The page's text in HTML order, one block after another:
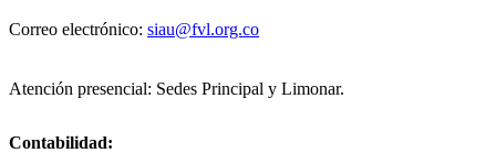
Correo electrónico: siau@fvl.org.co
Atención presencial: Sedes Principal y Limonar.
Contabilidad: